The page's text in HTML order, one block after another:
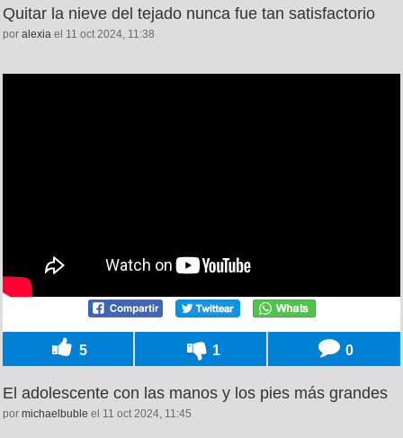
Quitar la nieve del tejado nunca fue tan satisfactorio
por alexia el 11 oct 2024, 11:38
5 1 0
El adolescente con las manos y los pies más grandes
por michaelbuble el 11 oct 2024, 11:45